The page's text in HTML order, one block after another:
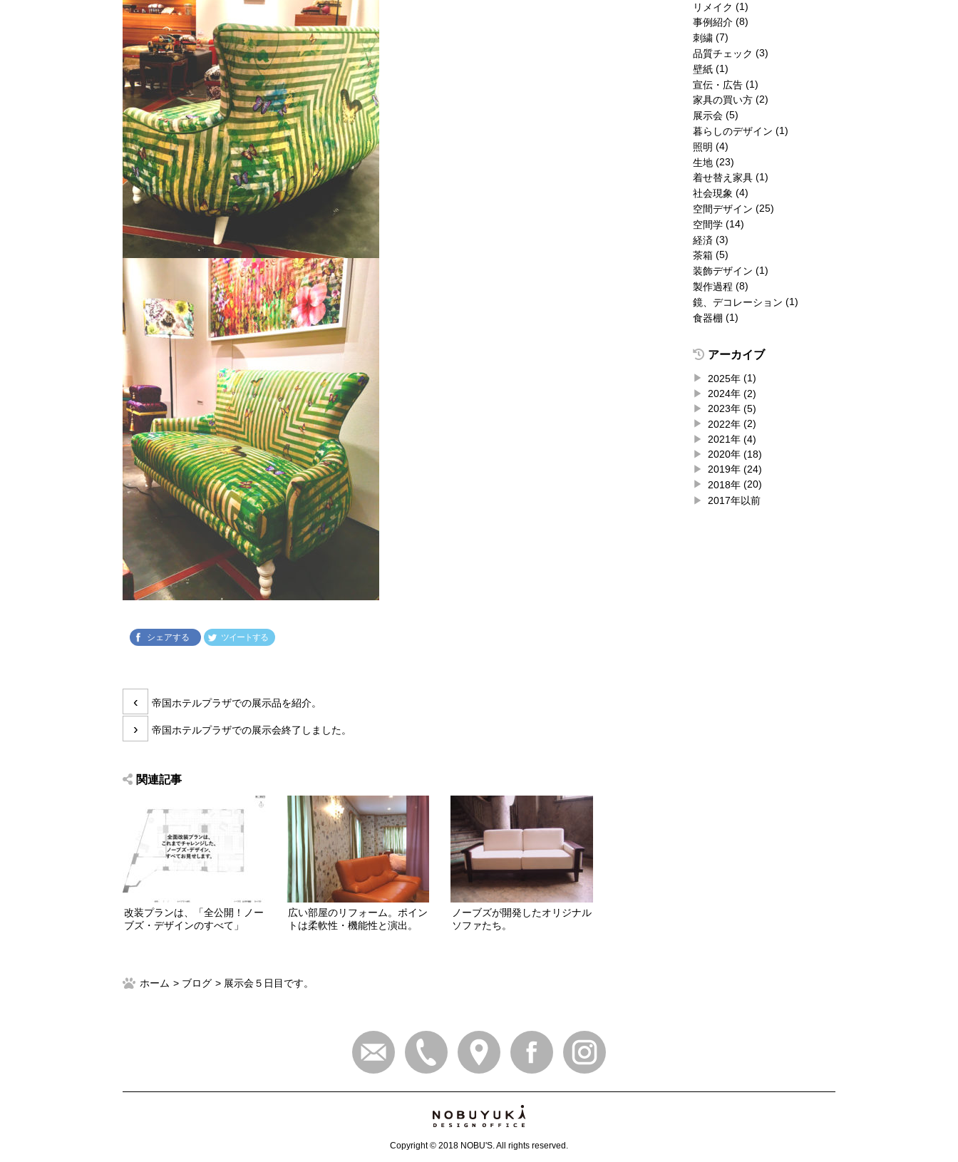
シェアする ツイートする
稿
ー
‹
前
投
帝国ホテルプラザでの展示品を紹介。
›
次
稿:
帝国ホテルプラザでの展示会終了しました。
関連記事
改装プランは、「全公開！ノー
ブズ・デザインのすべて」
広い部屋のリフォーム。ポイン
トは柔軟性・機能性と演出。
ノーブズが開発したオリジナル
ソファたち。
リメイク (1)
事例紹介 (8)
刺繍 (7)
品質チェック (3)
壁紙 (1)
宣伝・広告 (1)
家具の買い方 (2)
展示会 (5)
暮らしのデザイン (1)
照明 (4)
生地 (23)
着せ替え家具 (1)
社会現象 (4)
空間デザイン (25)
空間学 (14)
経済 (3)
茶箱 (5)
装飾デザイン (1)
製作過程 (8)
鏡、デコレーション (1)
食器棚 (1)
アーカイブ
2025
(1)
2024
(2)
2023
(5)
2022
(2)
2021
(4)
2020
(18)
2019
(24)
2018
(20)
2017年以前
ホーム ブログ 展示会５日目です。
Copyright© 2018 NOBU'S . All rights reserved.